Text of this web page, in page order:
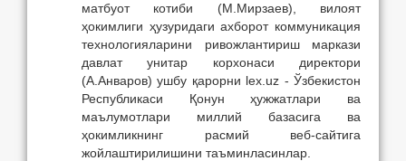
матбуот котиби (М.Мирзаев), вилоят
ҳокимлиги ҳузуридаги ахборот коммуникация
технологияларини ривожлантириш маркази
давлат унитар корхонаси директори
(А.Анваров) ушбу қарорни lex.uz - Ўзбекистон
Республикаси Қонун ҳужжатлари ва
маълумотлари миллий базасига ва
ҳокимликнинг расмий веб-сайтига
жойлаштирилишини таъминласинлар.